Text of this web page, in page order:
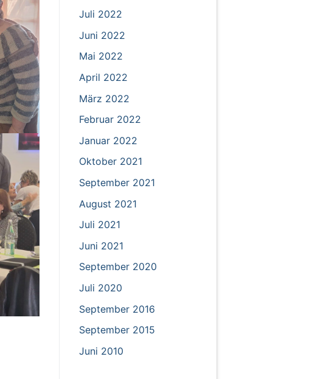
Juli 2022
Juni 2022
Mai 2022
April 2022
März 2022
Februar 2022
Januar 2022
Oktober 2021
September 2021
August 2021
Juli 2021
Juni 2021
September 2020
Juli 2020
September 2016
September 2015
Juni 2010